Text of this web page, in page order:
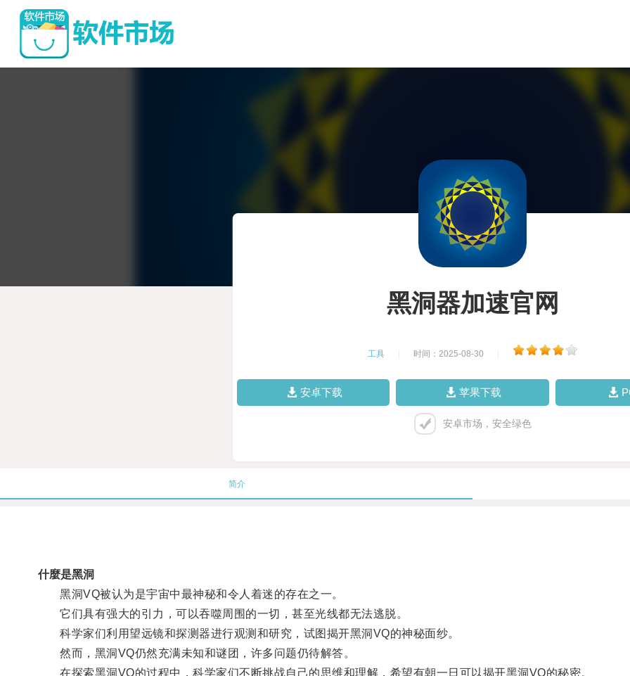
黑洞器加速官网
工具 时间：2025-08-30
安卓下载 苹果下载
安卓市场，安全绿色
简介
什麼是黑洞
黑洞VQ被认为是宇宙中最神秘和令人着迷的存在之一。
它们具有强大的引力，可以吞噬周围的一切，甚至光线都无法逃脱。
科学家们利用望远镜和探测器进行观测和研究，试图揭开黑洞VQ的神秘面纱。
然而，黑洞VQ仍然充满未知和谜团，许多问题仍待解答。
在探索黑洞VQ的过程中，科学家们不断挑战自己的思维和理解，希望有朝一日可以揭开黑洞VQ的秘密。